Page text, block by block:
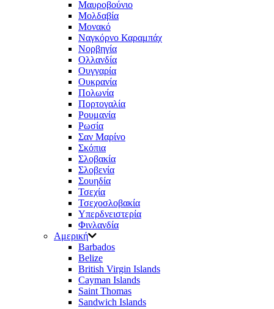
Μαυροβούνιο
Μολδαβία
Μονακό
Ναγκόρνο Καραμπάχ
Νορβηγία
Ολλανδία
Ουγγαρία
Ουκρανία
Πολωνία
Πορτογαλία
Ρουμανία
Ρωσία
Σαν Μαρίνο
Σκόπια
Σλοβακία
Σλοβενία
Σουηδία
Τσεχία
Τσεχοσλοβακία
Υπερδνειστερία
Φινλανδία
Αμερική
Barbados
Belize
British Virgin Islands
Cayman Islands
Saint Thomas
Sandwich Islands